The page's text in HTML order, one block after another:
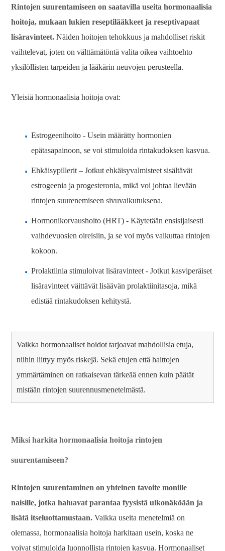
Rintojen suurentamiseen on saatavilla useita hormonaalisia
hoitoja, mukaan lukien reseptilääkkeet ja reseptivapaat
lisäravinteet. Näiden hoitojen tehokkuus ja mahdolliset riskit
vaihtelevat, joten on välttämätöntä valita oikea vaihtoehto
yksilöllisten tarpeiden ja lääkärin neuvojen perusteella.
Yleisiä hormonaalisia hoitoja ovat:
Estrogeenihoito - Usein määrätty hormonien
epätasapainoon, se voi stimuloida rintakudoksen kasvua.
Ehkäisypillerit – Jotkut ehkäisyvalmisteet sisältävät
estrogeenia ja progesteronia, mikä voi johtaa lievään
rintojen suurenemiseen sivuvaikutuksena.
Hormonikorvaushoito (HRT) - Käytetään ensisijaisesti
vaihdevuosien oireisiin, ja se voi myös vaikuttaa rintojen
kokoon.
Prolaktiinia stimuloivat lisäravinteet - Jotkut kasviperäiset
lisäravinteet väittävät lisäävän prolaktiinitasoja, mikä
edistää rintakudoksen kehitystä.
Vaikka hormonaaliset hoidot tarjoavat mahdollisia etuja,
niihin liittyy myös riskejä. Sekä etujen että haittojen
ymmärtäminen on ratkaisevan tärkeää ennen kuin päätät
mistään rintojen suurennusmenetelmästä.
Miksi harkita hormonaalisia hoitoja rintojen
suurentamiseen?
Rintojen suurentaminen on yhteinen tavoite monille
naisille, jotka haluavat parantaa fyysistä ulkonäköään ja
lisätä itseluottamustaan. Vaikka useita menetelmiä on
olemassa, hormonaalisia hoitoja harkitaan usein, koska ne
voivat stimuloida luonnollista rintojen kasvua. Hormonaaliset